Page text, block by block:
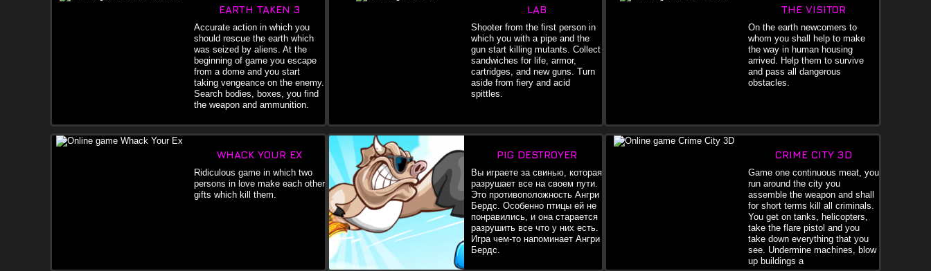
EARTH TAKEN 3
Accurate action in which you
should rescue the earth which
was seized by aliens. At the
beginning of game you escape
from a dome and you start
taking vengeance on the enemy.
Search bodies, boxes, you find
the weapon and ammunition.
LAB
Shooter from the first person in
which you with a pipe and the
gun start killing mutants. Collect
sandwiches for life, armor,
cartridges, and new guns. Turn
aside from fiery and acid
spittles.
THE VISITOR
On the earth newcomers to
whom you shall help to make
the way in human housing
arrived. Help them to survive
and pass all dangerous
obstacles.
WHACK YOUR EX
Ridiculous game in which two
persons in love make each other
gifts which kill them.
PIG DESTROYER
Вы играете за свинью, которая
разрушает все на своем пути.
Это противоположность Ангри
Бердс. Особенно птицы ей не
понравились, и она старается
разрушить все что у них есть.
Игра чем-то напоминает Ангри
Бердс.
CRIME CITY 3D
Game one continuous meat, you
run around the city you
assemble the weapon and shall
for short terms kill all criminals.
You get on tanks, helicopters,
take the flare pistol and you
take down everything that you
see. Undermine machines, blow
up buildings a